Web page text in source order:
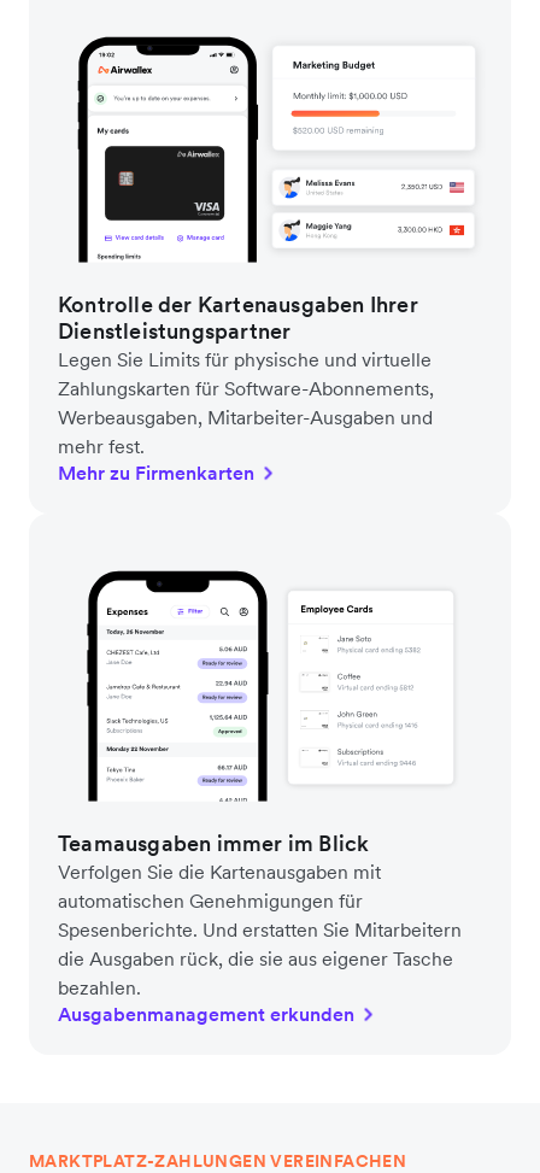
Kontrolle der Kartenausgaben Ihrer
Dienstleistungspartner
Legen Sie Limits für physische und virtuelle
Zahlungskarten für Software-Abonnements,
Werbeausgaben, Mitarbeiter-Ausgaben und
mehr fest.
Mehr zu Firmenkarten
Teamausgaben immer im Blick
Verfolgen Sie die Kartenausgaben mit
automatischen Genehmigungen für
Spesenberichte. Und erstatten Sie Mitarbeitern
die Ausgaben rück, die sie aus eigener Tasche
bezahlen.
Ausgabenmanagement erkunden
MARKTPLATZ-ZAHLUNGEN VEREINFACHEN